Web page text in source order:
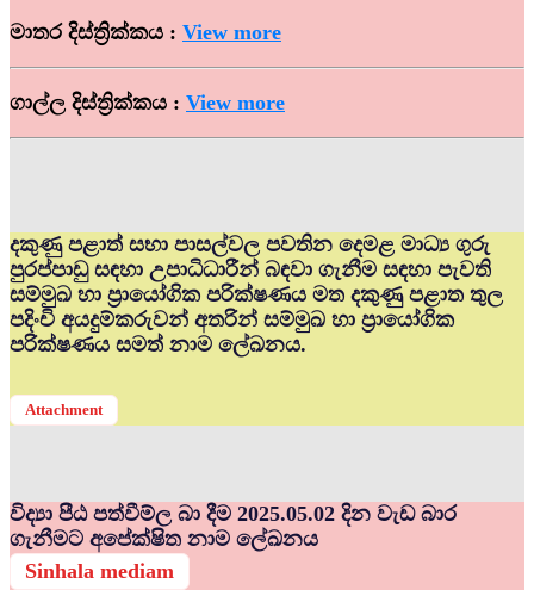
මාතර දිස්ත්‍රික්කය : View more
ගාල්ල දිස්ත්‍රික්කය : View more
දකුණු පළාත් සභා පාසල්වල පවතින දෙමළ මාධ්‍ය ගුරු
පුරප්පාඩු සඳහා උපාධිධාරීන් බඳවා ගැනීම සඳහා පැවති
සම්මුඛ හා ප්‍රායෝගික පරික්ෂණය මත දකුණු පළාත තුල
පදිංචි අයදුම්කරුවන් අතරින් සම්මුඛ හා ප්‍රායෝගික
පරික්ෂණය සමත් නාම ලේඛනය.
Attachment
විද්‍යා පීඨ පත්වීම්ල බා දීම 2025.05.02 දින වැඩ බාර
ගැනීමට අපේක්ෂිත නාම ලේඛනය
Sinhala mediam